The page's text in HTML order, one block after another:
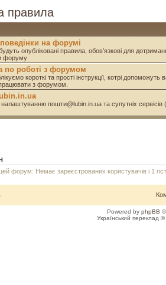
правила
на форумі
опубліковані правила, обов’язкові для
форуму
по роботі з форумом
короткі та прості інструкції, котрі
з форумом.
налаштуванню пошти@lubin.in.ua та супутніх сервісів
форум: Немає зареєстрованих користувачів і 1
Powered by phpBB
Український переклад